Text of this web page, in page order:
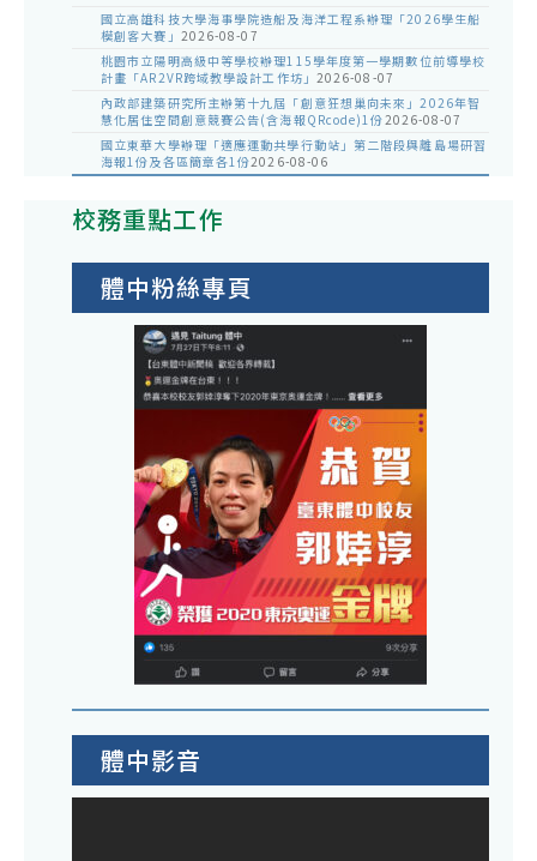
國立高雄科技大學海事學院造船及海洋工程系辦理「2026學生船
模創客大賽」 2026-08-07
桃園市立陽明高級中等學校辦理115學年度第一學期數位前導學校
計畫「AR2VR跨域教學設計工作坊」 2026-08-07
內政部建築研究所主辦第十九屆「創意狂想巢向未來」2026年智
慧化居住空間創意競賽公告(含海報QRcode)1份2026-08-07
國立東華大學辦理「適應運動共學行動站」第二階段與離島場研習
海報1份及各區簡章各1份2026-08-06
校務重點工作
體中粉絲專頁
體中影音